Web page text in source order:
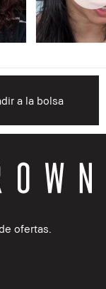
a la bolsa
ofertas.